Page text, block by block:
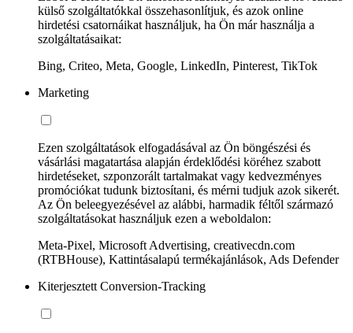
külső szolgáltatókkal összehasonlítjuk, és azok online
hirdetési csatornáikat használjuk, ha Ön már használja a
szolgáltatásaikat:
Bing, Criteo, Meta, Google, LinkedIn, Pinterest, TikTok
Marketing
Ezen szolgáltatások elfogadásával az Ön böngészési és
vásárlási magatartása alapján érdeklődési köréhez szabott
hirdetéseket, szponzorált tartalmakat vagy kedvezményes
promóciókat tudunk biztosítani, és mérni tudjuk azok sikerét.
Az Ön beleegyezésével az alábbi, harmadik féltől származó
szolgáltatásokat használjuk ezen a weboldalon:
Meta-Pixel, Microsoft Advertising, creativecdn.com
(RTBHouse), Kattintásalapú termékajánlások, Ads Defender
Kiterjesztett Conversion-Tracking